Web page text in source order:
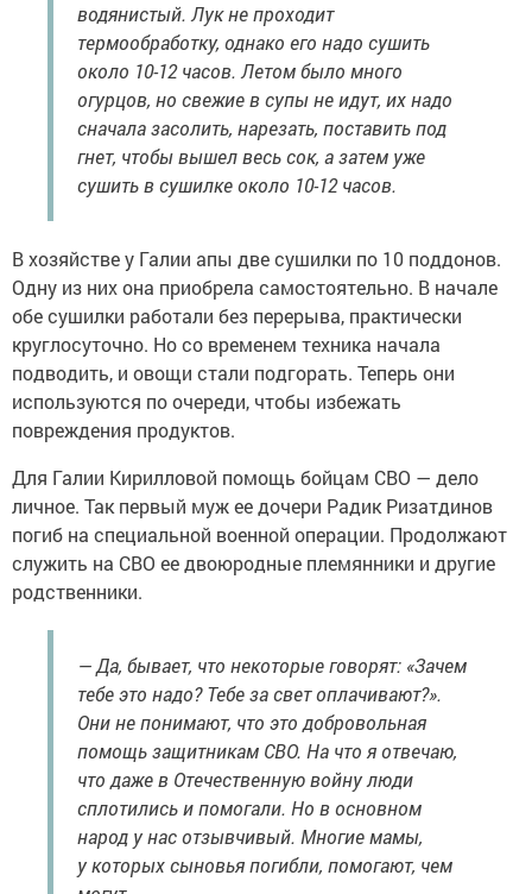
водянистый. Лук не проходит
термообработку, однако его надо сушить
около 10-12 часов. Летом было много
огурцов, но свежие в супы не идут, их надо
сначала засолить, нарезать, поставить под
гнет, чтобы вышел весь сок, а затем уже
сушить в сушилке около 10-12 часов.
В хозяйстве у Галии апы две сушилки по 10 поддонов.
Одну из них она приобрела самостоятельно. В начале
обе сушилки работали без перерыва, практически
круглосуточно. Но со временем техника начала
подводить, и овощи стали подгорать. Теперь они
используются по очереди, чтобы избежать
повреждения продуктов.
Для Галии Кирилловой помощь бойцам СВО — дело
личное. Так первый муж ее дочери Радик Ризатдинов
погиб на специальной военной операции. Продолжают
служить на СВО ее двоюродные племянники и другие
родственники.
— Да, бывает, что некоторые говорят: «Зачем
тебе это надо? Тебе за свет оплачивают?».
Они не понимают, что это добровольная
помощь защитникам СВО. На что я отвечаю,
что даже в Отечественную войну люди
сплотились и помогали. Но в основном
народ у нас отзывчивый. Многие мамы,
у которых сыновья погибли, помогают, чем